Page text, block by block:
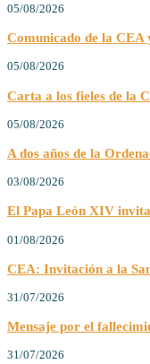
05/08/2026
Comunicado de la CEA
05/08/2026
Carta a los fieles de la
05/08/2026
A dos años de la
03/08/2026
El Papa León XIV
01/08/2026
CEA: Invitación a la
31/07/2026
Mensaje por el
31/07/2026